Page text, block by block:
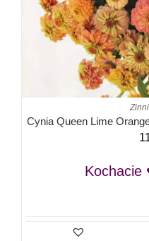
Cynia Queen Lime
Kochacie